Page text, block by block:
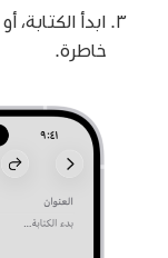
ابدأ الكتابة،
خاطرة.